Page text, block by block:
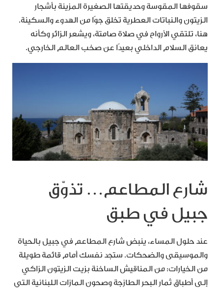
سقوفها المقوسة وحديقتها الصغيرة المزينة بأشجار
الزيتون والنباتات العطرية تخلق جوًا من الهدوء والسكينة.
هنا، تلتقي الأرواح في صلاة صامتة، ويشعر الزائر وكأنه
يعانق السلام الداخلي بعيدًا عن صخب العالم الخارجي.
شارع المطاعم… تذوّق
جبيل في طبق
عند حلول المساء، ينبض شارع المطاعم في جبيل بالحياة
والموسيقى والضحكات. ستجد نفسك أمام قائمة طويلة
من الخيارات: من المناقيش الساخنة بزيت الزيتون الزاكي
إلى أطباق ثمار البحر الطازجة وصحون المازات اللبنانية التي